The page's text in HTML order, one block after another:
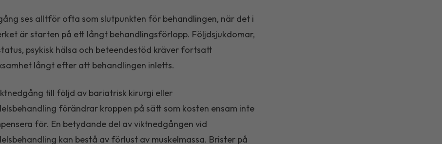
ses alltför ofta som slutpunkten för behandlingen, när det i
är starten på ett långt behandlingsförlopp. Följdsjukdomar,
psykisk hälsa och beteendestöd kräver fortsatt
långt efter att behandlingen inletts.
till följd av bariatrisk kirurgi eller
förändrar kroppen på sätt som kosten ensam inte
för. En betydande del av viktnedgången vid
kan bestå av förlust av muskelmassa. Brister på